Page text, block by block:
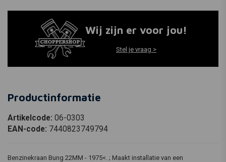
Wij zijn er voor jou!
Stel je vraag >
Productinformatie
Artikelcode: 06-0303
EAN-code: 7440823749794
Benzinekraan Bung 22MM - 1975<. ; Maakt installatie van een